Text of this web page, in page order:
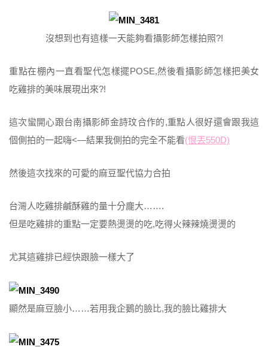
沒想到也有這樣一天能夠看攝影師怎樣拍照?!
重點在棚內一直看聖代怎樣擺POSE,然後看攝影師怎樣把美女
吃雞排的美味展現出來?!
這次蠻開心跟台南攝影師金詩玟合作的,重點人很好還會跟我這
個側拍的一起嗨<—結果我側拍的完全不能看(恨丟550D)
然後這次找來的可愛的麻豆聖代協力合拍
台灣人吃雞排鹹酥雞的量十分龐大…….
但是吃雞排的重點一定要熱燙燙的吃,吃得火辣辣燒燙燙的
尤其這雞排已經快跟臉一樣大了
顯然是麻豆臉小……若用我企鵝的臉比,我的臉比雞排大